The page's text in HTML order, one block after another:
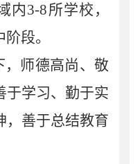
内3-8所学校，
段。
，师德高尚、敬
于学习、勤于实
，善于总结教育